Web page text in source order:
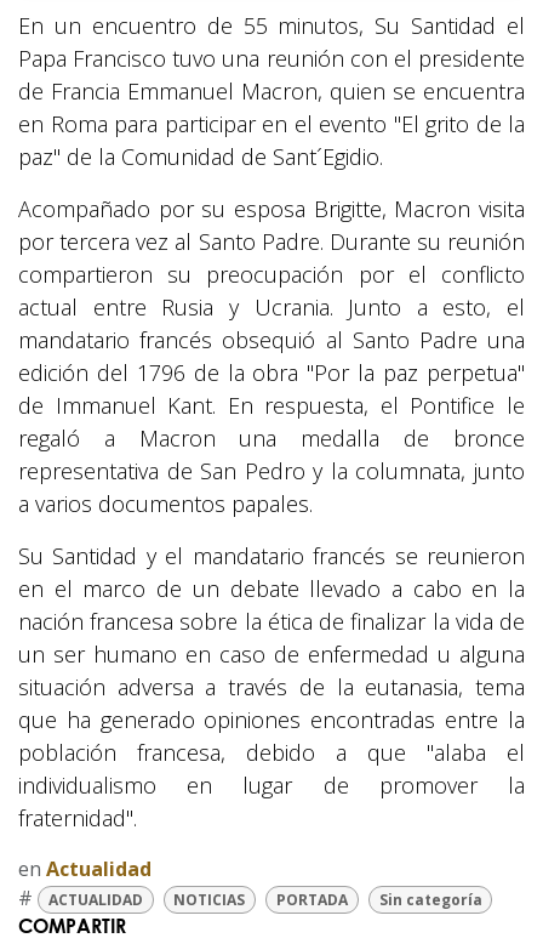
En un encuentro de 55 minutos, Su Santidad el
Papa Francisco tuvo una reunión con el presidente
de Francia Emmanuel Macron, quien se encuentra
en Roma para participar en el evento "El grito de la
paz" de la Comunidad de Sant´Egidio.
Acompañado por su esposa Brigitte, Macron visita
por tercera vez al Santo Padre. Durante su reunión
compartieron su preocupación por el conflicto
actual entre Rusia y Ucrania. Junto a esto, el
mandatario francés obsequió al Santo Padre una
edición del 1796 de la obra "Por la paz perpetua"
de Immanuel Kant. En respuesta, el Pontifice le
regaló a Macron una medalla de bronce
representativa de San Pedro y la columnata, junto
a varios documentos papales.
Su Santidad y el mandatario francés se reunieron
en el marco de un debate llevado a cabo en la
nación francesa sobre la ética de finalizar la vida de
un ser humano en caso de enfermedad u alguna
situación adversa a través de la eutanasia, tema
que ha generado opiniones encontradas entre la
población francesa, debido a que "alaba el
individualismo en lugar de promover la
fraternidad".
en Actualidad
#
ACTUALIDAD NOTICIAS PORTADA Sin categoría
COMPARTIR